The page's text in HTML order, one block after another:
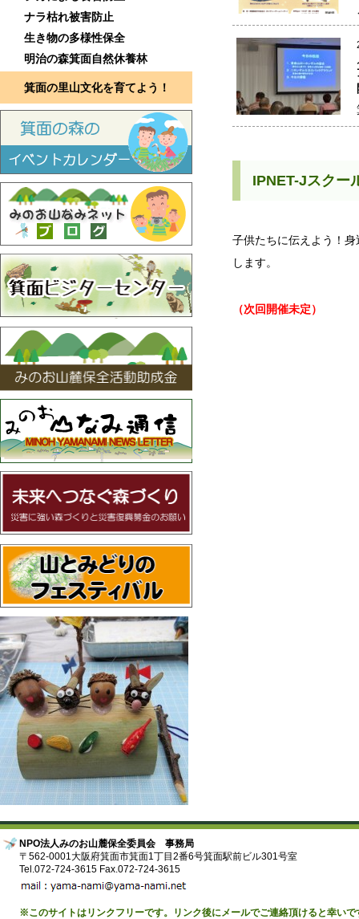
ナラ枯れ被害防止
生き物の多様性保全
明治の森箕面自然休養林
箕面の里山文化を育てよう！
IPNET-Jスクー
子供たちに伝えよう！
します。
（次回開催未定）
NPO法人みのお山麓保全委員会 事務局
〒562-0001大阪府箕面市箕面1丁目2番6号箕面駅前ビル301号室
Tel.072-724-3615 Fax.072-724-3615
※このサイトはリンクフリーです。リンク後にメールでご連絡頂けると幸いで